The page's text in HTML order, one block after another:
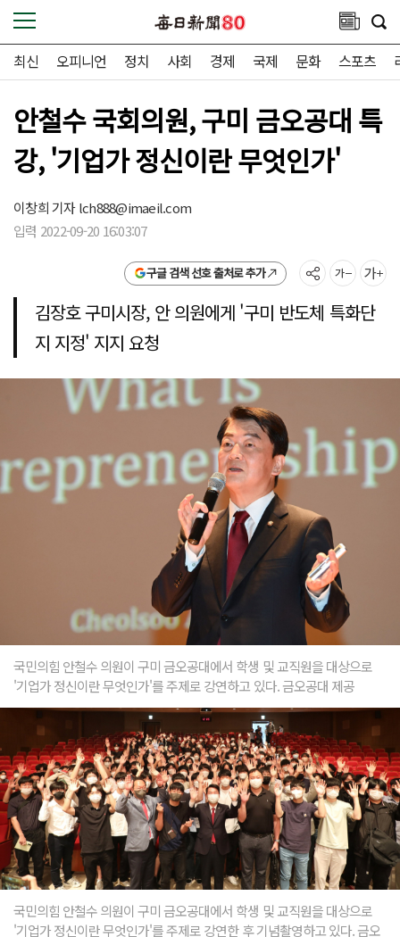
최신 오피니언 정치 사회 경제 국제 문화 스포츠
안철수 국회의원, 구미 금오공대 특
강, '기업가 정신이란 무엇인가'
이창희 기자lch888@imaeil.com
입력 2022-09-20 16:03:07
구글 검색 선호 출처로 추가
김장호 구미시장, 안 의원에게 '구미 반도체 특화단
지 지정' 지지 요청
국민의힘 안철수 의원이 구미 금오공대에서 학생 및 교직원을 대상으로
'기업가 정신이란 무엇인가'를 주제로 강연하고 있다. 금오공대 제공
국민의힘 안철수 의원이 구미 금오공대에서 학생 및 교직원을 대상으로
'기업가 정신이란 무엇인가'를 주제로 강연한 후 기념촬영하고 있다. 금오